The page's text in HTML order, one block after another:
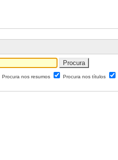
Procura nos resumos Procura nos títulos